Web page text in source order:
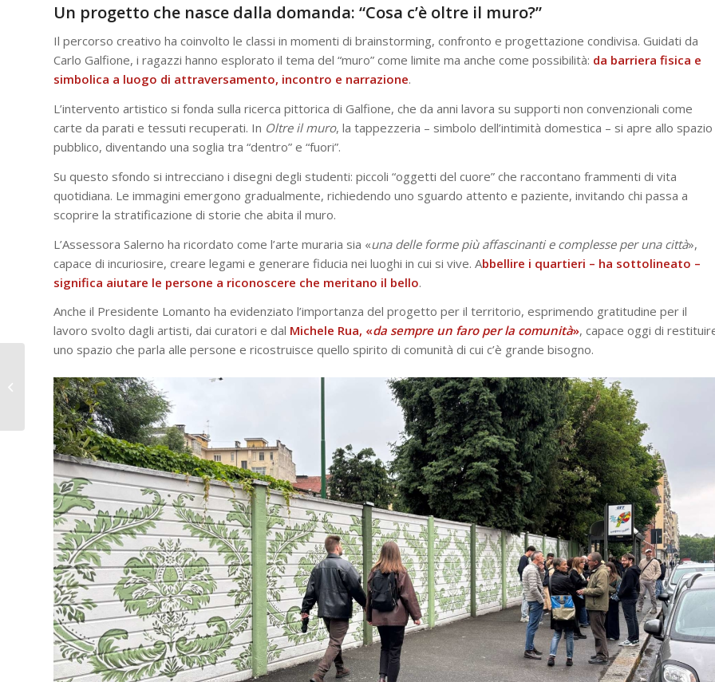
Un progetto che nasce dalla domanda: “Cosa c’è oltre il muro?”
Il percorso creativo ha coinvolto le classi in momenti di brainstorming, confronto e progettazione condivisa. Guidati da
Carlo Galfione, i ragazzi hanno esplorato il tema del “muro” come limite ma anche come possibilità: da barriera fisica e
simbolica a luogo di attraversamento, incontro e narrazione.
L’intervento artistico si fonda sulla ricerca pittorica di Galfione, che da anni lavora su supporti non convenzionali come
carte da parati e tessuti recuperati. In Oltre il muro, la tappezzeria – simbolo dell’intimità domestica – si apre allo spazio
pubblico, diventando una soglia tra “dentro” e “fuori”.
Su questo sfondo si intrecciano i disegni degli studenti: piccoli “oggetti del cuore” che raccontano frammenti di vita
quotidiana. Le immagini emergono gradualmente, richiedendo uno sguardo attento e paziente, invitando chi passa a
scoprire la stratificazione di storie che abita il muro.
L’Assessora Salerno ha ricordato come l’arte muraria sia «una delle forme più affascinanti e complesse per una città»,
capace di incuriosire, creare legami e generare fiducia nei luoghi in cui si vive. Abbellire i quartieri – ha sottolineato –
significa aiutare le persone a riconoscere che meritano il bello.
Anche il Presidente Lomanto ha evidenziato l’importanza del progetto per il territorio, esprimendo gratitudine per il
lavoro svolto dagli artisti, dai curatori e dal Michele Rua, «da sempre un faro per la comunità», capace oggi di
uno spazio che parla alle persone e ricostruisce quello spirito di comunità di cui c’è grande bisogno.
giorni e notte a scuola
per prepararsi insieme
all’esame...